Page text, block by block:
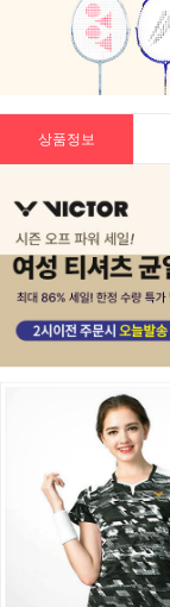
상품정보